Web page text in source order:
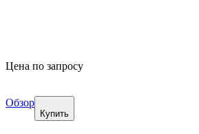
Цена по запросу
Обзор
Купить